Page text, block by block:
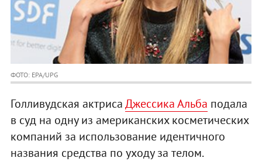
ФОТО: EPA/UPG
Голливудская актрисаДжессика Альба подала
в суд на одну из американских косметических
компаний за использование идентичного
названия средства по уходу за телом.